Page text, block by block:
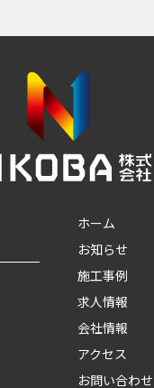
ホーム
お知らせ
施工事例
求人情報
会社情報
アクセス
お問い合わせ